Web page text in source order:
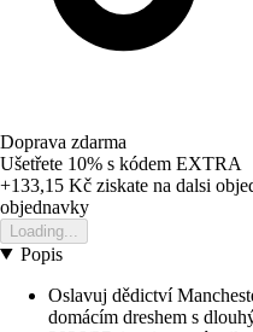
Doprava zdarma
Ušetřete 10% s kódem EXTRA
+133,15 Kč ziskate na dalsi
objednavky
Loading...
Popis
Oslavuj dědictví
domácím dreshem s